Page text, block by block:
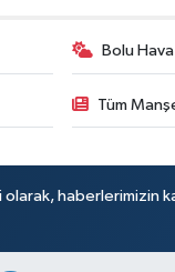
Bolu
Tüm
haberlerimizin